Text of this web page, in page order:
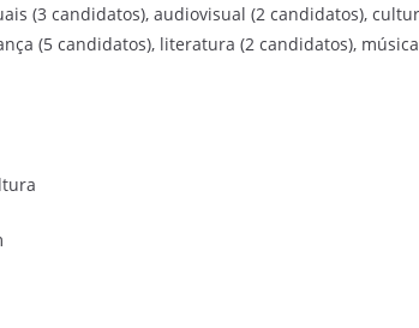
(3 candidatos), audiovisual (2 candidatos),
(5 candidatos), literatura (2 candidatos),